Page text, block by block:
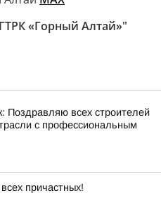
«Горный Алтай»"
Поздравляю всех строителей
с профессиональным
причастных!